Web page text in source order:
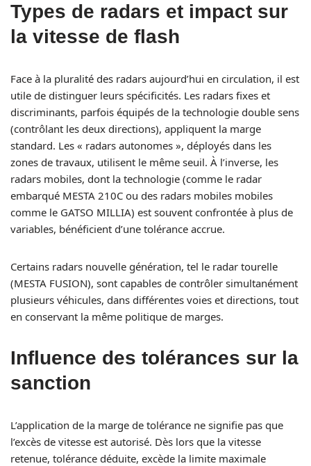
Types de radars et impact sur
la vitesse de flash
Face à la pluralité des radars aujourd’hui en circulation, il est
utile de distinguer leurs spécificités. Les radars fixes et
discriminants, parfois équipés de la technologie double sens
(contrôlant les deux directions), appliquent la marge
standard. Les « radars autonomes », déployés dans les
zones de travaux, utilisent le même seuil. À l’inverse, les
radars mobiles, dont la technologie (comme le radar
embarqué MESTA 210C ou des radars mobiles mobiles
comme le GATSO MILLIA) est souvent confrontée à plus de
variables, bénéficient d’une tolérance accrue.
Certains radars nouvelle génération, tel le radar tourelle
(MESTA FUSION), sont capables de contrôler simultanément
plusieurs véhicules, dans différentes voies et directions, tout
en conservant la même politique de marges.
Influence des tolérances sur la
sanction
L’application de la marge de tolérance ne signifie pas que
l’excès de vitesse est autorisé. Dès lors que la vitesse
retenue, tolérance déduite, excède la limite maximale